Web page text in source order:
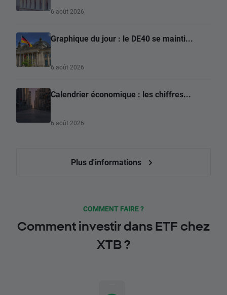
6 août 2026
Graphique du jour : le DE40 se mainti...
6 août 2026
Calendrier économique : les chiffres...
6 août 2026
Plus d'informations
COMMENT FAIRE ?
Comment investir dans ETF chez
XTB ?